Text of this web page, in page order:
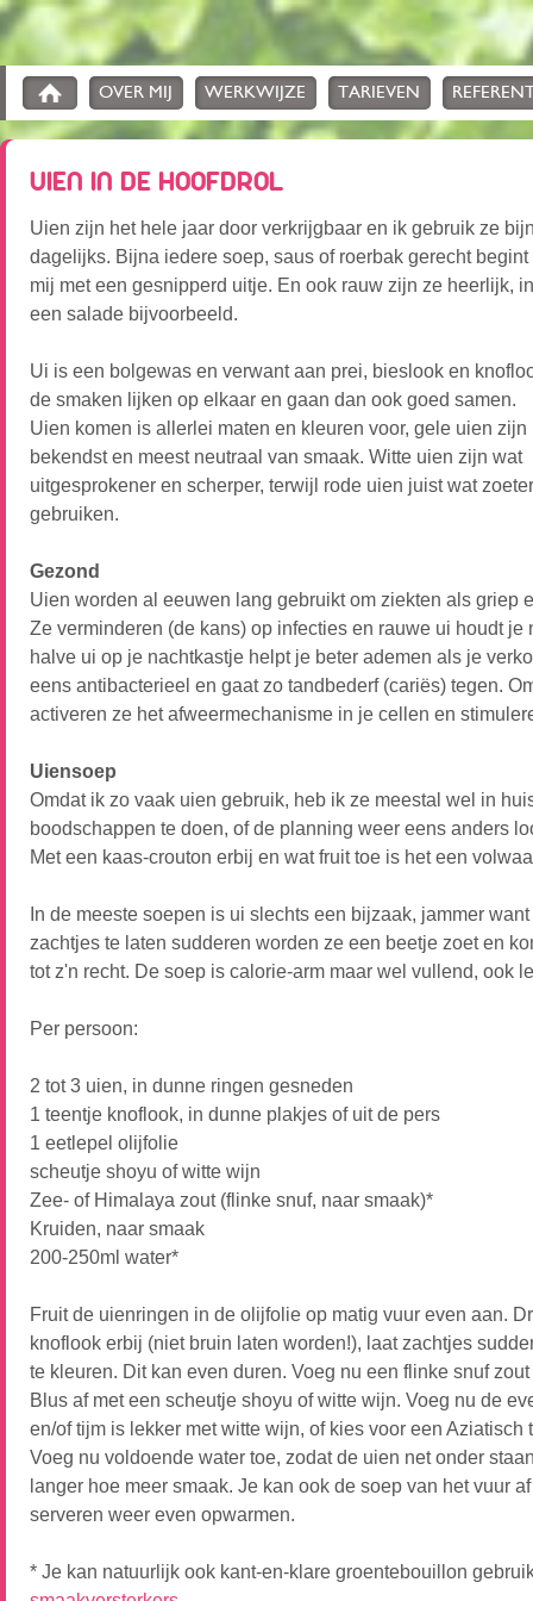
OVER MIJ WERKWIJZE TARIEVEN
UIEN IN DE HOOFDROL
Uien zijn het hele jaar door verkrijgbaar en ik gebruik ze
dagelijks. Bijna iedere soep, saus of roerbak gerecht begint
mij met een gesnipperd uitje. En ook rauw zijn ze heerlijk, in
een salade bijvoorbeeld.
Ui is een bolgewas en verwant aan prei, bieslook en
de smaken lijken op elkaar en gaan dan ook goed samen.
Uien komen is allerlei maten en kleuren voor, gele uien zijn
bekendst en meest neutraal van smaak. Witte uien zijn wat
uitgesprokener en scherper, terwijl rode uien juist wat
gebruiken.
Gezond
Uien worden al eeuwen lang gebruikt om ziekten als griep
Ze verminderen (de kans) op infecties en rauwe ui houdt
halve ui op je nachtkastje helpt je beter ademen als je
eens antibacterieel en gaat zo tandbederf (cariës) tegen.
activeren ze het afweermechanisme in je cellen en
Uiensoep
Omdat ik zo vaak uien gebruik, heb ik ze meestal wel in
boodschappen te doen, of de planning weer eens anders
Met een kaas-crouton erbij en wat fruit toe is het een
In de meeste soepen is ui slechts een bijzaak, jammer
zachtjes te laten sudderen worden ze een beetje zoet en
tot z'n recht. De soep is calorie-arm maar wel vullend, ook
Per persoon:
2 tot 3 uien, in dunne ringen gesneden
1 teentje knoflook, in dunne plakjes of uit de pers
1 eetlepel olijfolie
scheutje shoyu of witte wijn
Zee- of Himalaya zout (flinke snuf, naar smaak)*
Kruiden, naar smaak
200-250ml water*
Fruit de uienringen in de olijfolie op matig vuur even aan.
knoflook erbij (niet bruin laten worden!), laat zachtjes
te kleuren. Dit kan even duren. Voeg nu een flinke snuf
Blus af met een scheutje shoyu of witte wijn. Voeg nu de
en/of tijm is lekker met witte wijn, of kies voor een Aziatisch
Voeg nu voldoende water toe, zodat de uien net onder
langer hoe meer smaak. Je kan ook de soep van het vuur
serveren weer even opwarmen.
* Je kan natuurlijk ook kant-en-klare groentebouillon